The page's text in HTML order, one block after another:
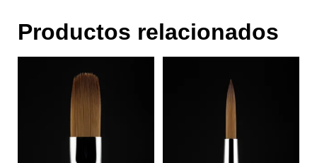
Productos relacionados